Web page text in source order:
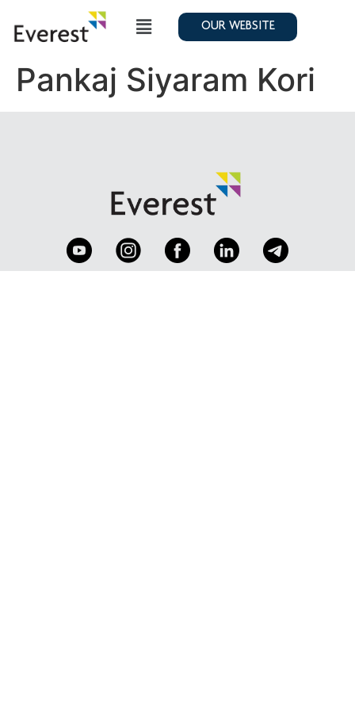
OUR WEBSITE
Pankaj Siyaram Kori